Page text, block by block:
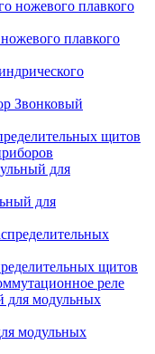
плавкого
Звонковый
щитов
для
щитов
реле
модульных